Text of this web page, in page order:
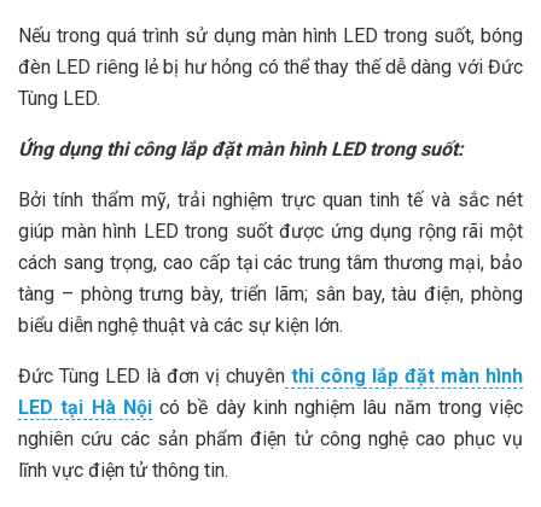
Nếu trong quá trình sử dụng màn hình LED trong suốt, bóng
đèn LED riêng lẻ bị hư hỏng có thể thay thế dễ dàng với Đức
Tùng LED.
Ứng dụng thi công lắp đặt màn hình LED trong suốt:
Bởi tính thẩm mỹ, trải nghiệm trực quan tinh tế và sắc nét
giúp màn hình LED trong suốt được ứng dụng rộng rãi một
cách sang trọng, cao cấp tại các trung tâm thương mại, bảo
tàng – phòng trưng bày, triển lãm; sân bay, tàu điện, phòng
biểu diễn nghệ thuật và các sự kiện lớn.
Đức Tùng LED là đơn vị chuyên thi công lắp đặt màn hình
LED tại Hà Nộicó bề dày kinh nghiệm lâu năm trong việc
nghiên cứu các sản phẩm điện tử công nghệ cao phục vụ
lĩnh vực điện tử thông tin.